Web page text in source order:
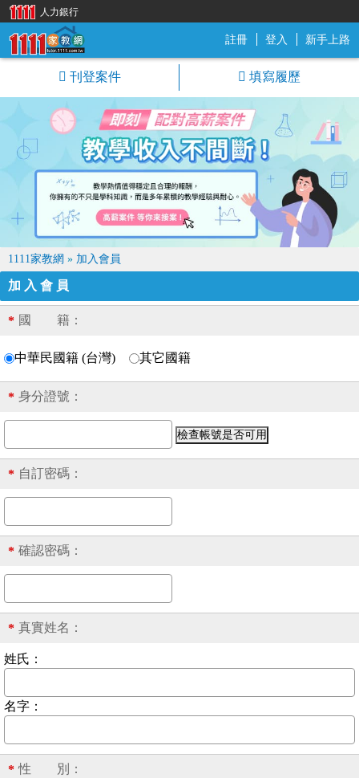
註冊 登入 新手上路
刊登案件 填寫履歷
1111家教網 » 加入會員
加入會員
* 國 籍：
中華民國籍 (台灣) 其它國籍
* 身分證號 ：
* 自訂密碼：
* 確認密碼：
* 真實姓名：
姓氏：
名字：
* 性 別：
人力銀行